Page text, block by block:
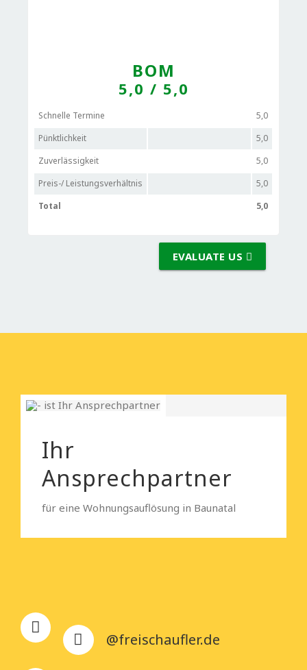
BOM
5,0 / 5,0
Schnelle Termine
5,0
Pünktlichkeit
5,0
Zuverlässigkeit
5,0
Preis-/ Leistungsverhältnis
5,0
Total
5,0
EVALUATE US
Ihr
Ansprechpartner
für eine Wohnungsauflösung in Baunatal
@freischaufler.de